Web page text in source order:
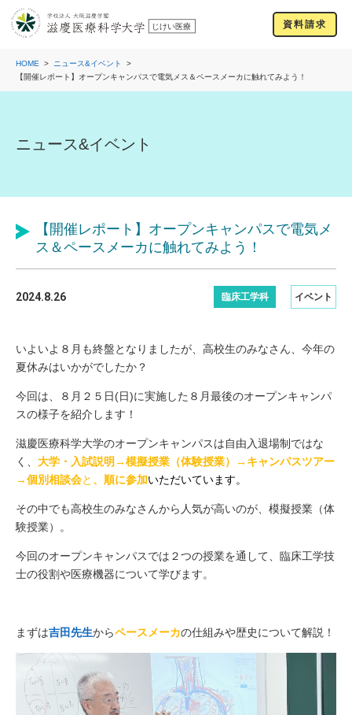
資料請求
HOME
ニュース&イベント
【開催レポート】オープンキャンパスで電気メス＆ペースメーカに触れてみよう！
ニュース&イベント
【開催レポート】オープンキャンパスで電気メ
ス＆ペースメーカに触れてみよう！
2024.8.26 臨床工学科 イベント
いよいよ８月も終盤となりましたが、高校生のみなさん、今年の
夏休みはいかがでしたか？
今回は、８月２５日(日)に実施した８月最後のオープンキャンパ
スの様子を紹介します！
滋慶医療科学大学のオープンキャンパスは自由入退場制ではな
く、 大学・入試説明→模擬授業（体験授業）→キャンパスツアー
→個別相談会と 、順に参加いただいています。
その中でも高校生のみなさんから人気が高いのが、模擬授業（体
験授業）。
今回のオープンキャンパスでは２つの授業を通して、臨床工学技
士の役割や医療機器について学びます。
まずは吉田先生からペースメーカの仕組みや歴史について解説！